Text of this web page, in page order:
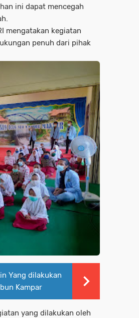
ini dapat mencegah
mengatakan kegiatan
penuh dari pihak
Yang dilakukan
Kampar
yang dilakukan oleh